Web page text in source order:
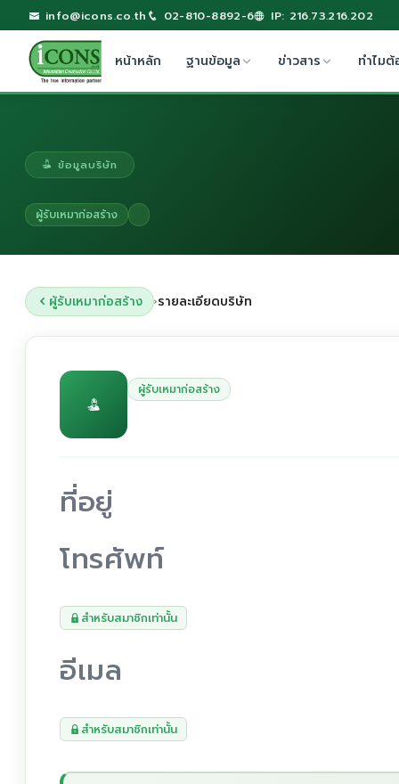
info@icons.co.th 02-810-8892-6 IP: 216.73.216.202
หน้าหลัก ฐานข้อมูล ข่าวสาร ทำไมต้
ข้อมูลบริษัท
ผู้รับเหมาก่อสร้าง
ผู้รับเหมาก่อสร้าง ›รายละเอียดบริษัท
ผู้รับเหมาก่อสร้าง
ที่อยู่
โทรศัพท์
สำหรับสมาชิกเท่านั้น
อีเมล
สำหรับสมาชิกเท่านั้น